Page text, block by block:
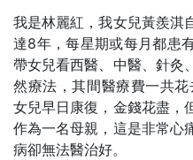
我是林麗紅，我女兒黃羨淇
達8年，每星期或每月都患
帶女兒看西醫、中醫、針灸
然療法，其間醫療費一共
女兒早日康復，金錢花盡，
作為一名母親，這是非常心
病卻無法醫治好。